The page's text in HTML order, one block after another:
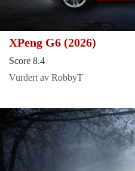
XPeng G6 (2026)
Score 8.4
Vurdert av RobbyT